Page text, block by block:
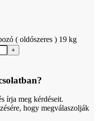
( oldószeres ) 19 kg
írja meg kérdéseit.
hogy megválaszolják